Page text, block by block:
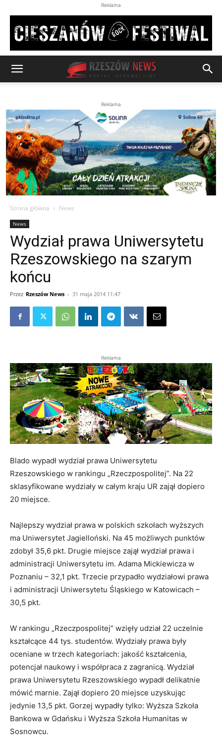
Reklama
Reklama
Strona główna News
News
Wydział prawa Uniwersytetu
Rzeszowskiego na szarym
końcu
Przez Rzeszów News - 31 maja 2014 11:47
Reklama
Blado wypadł wydział prawa Uniwersytetu
Rzeszowskiego w rankingu „Rzeczpospolitej”. Na 22
sklasyfikowane wydziały w całym kraju UR zajął dopiero
20 miejsce.
Najlepszy wydział prawa w polskich szkołach wyższych
ma Uniwersytet Jagielloński. Na 45 możliwych punktów
zdobył 35,6 pkt. Drugie miejsce zajął wydział prawa i
administracji Uniwersytetu im. Adama Mickiewicza w
Poznaniu – 32,1 pkt. Trzecie przypadło wydziałowi prawa
i administracji Uniwersytetu Śląskiego w Katowicach –
30,5 pkt.
W rankingu „Rzeczpospolitej” wzięły udział 22 uczelnie
kształcące 44 tys. studentów. Wydziały prawa były
oceniane w trzech kategoriach: jakość kształcenia,
potencjał naukowy i współpraca z zagranicą. Wydział
prawa Uniwersytetu Rzeszowskiego wypadł delikatnie
mówić marnie. Zajął dopiero 20 miejsce uzyskując
jedynie 13,5 pkt. Gorzej wypadły tylko: Wyższa Szkoła
Bankowa w Gdańsku i Wyższa Szkoła Humanitas w
Sosnowcu.